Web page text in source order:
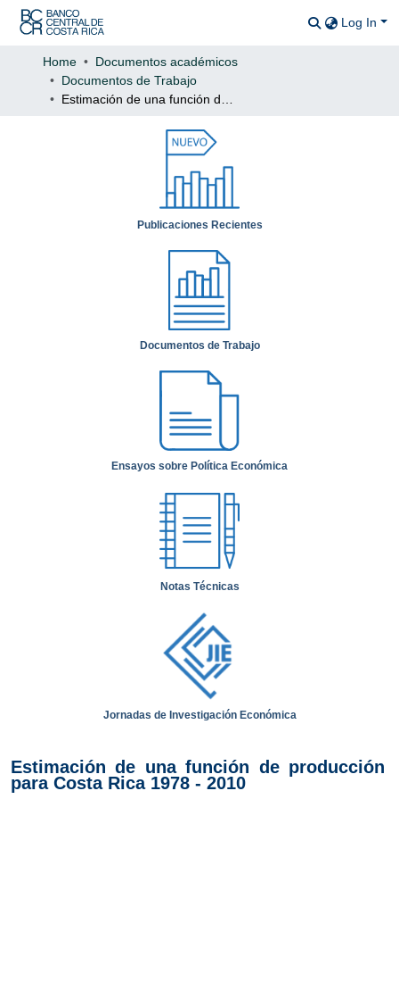
Log In
Home
Documentos académicos
Documentos de Trabajo
Publicaciones Recientes
Documentos de Trabajo
Ensayos sobre Política Económica
Notas Técnicas
Jornadas de Investigación Económica
Estimación de una función de producción
para Costa Rica 1978 - 2010